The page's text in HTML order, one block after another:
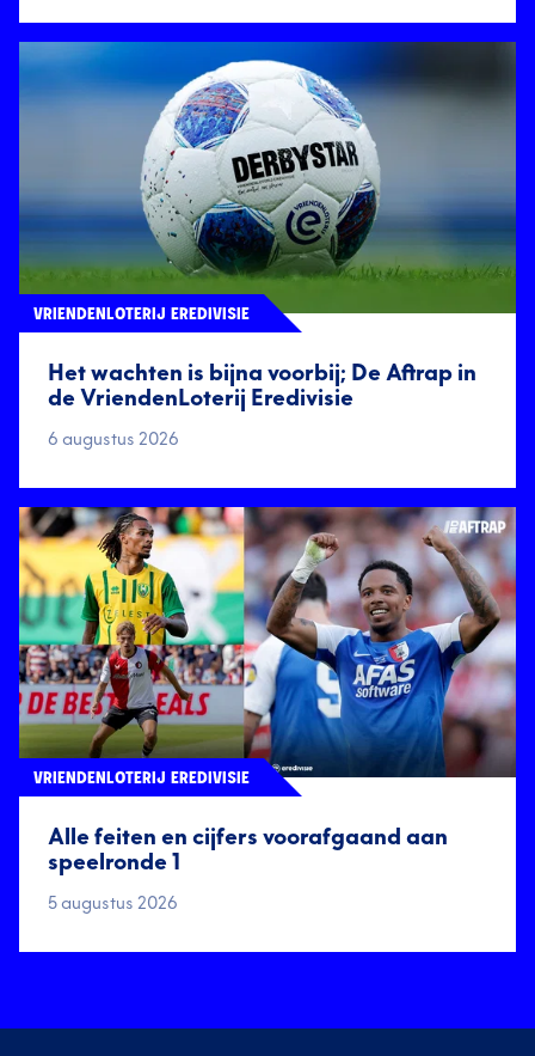
Het wachten is bijna voorbij; De Aftrap in
de VriendenLoterij Eredivisie
VRIENDENLOTERIJ EREDIVISIE
6 augustus 2026
Alle feiten en cijfers voorafgaand aan
speelronde 1
VRIENDENLOTERIJ EREDIVISIE
5 augustus 2026